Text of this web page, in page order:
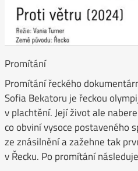
Promítání
Promítání řeckého
Sofia Bekatoru je řeckou
v plachtění. Její život ale
co obviní vysoce postaveného
ze znásilnění a zažehne tak
v Řecku. Po promítání